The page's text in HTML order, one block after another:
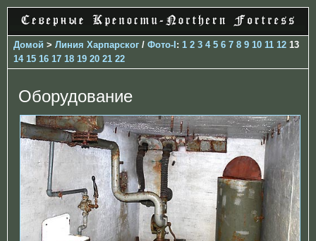
Домой > Линия Харпарског / Фото-I: 1 2 3 4 5 6 7 8 9 10 11 12 13
14 15 16 17 18 19 20 21 22
Оборудование